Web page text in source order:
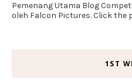
Pemenang Utama Blog
oleh Falcon Pictures. Click the
1ST